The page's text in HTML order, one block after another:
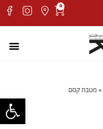
פתח
0
» מטבח קסם